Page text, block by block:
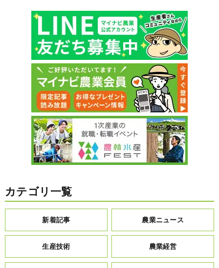
カテゴリ一覧
新着記事 農業ニュース
生産技術 農業経営